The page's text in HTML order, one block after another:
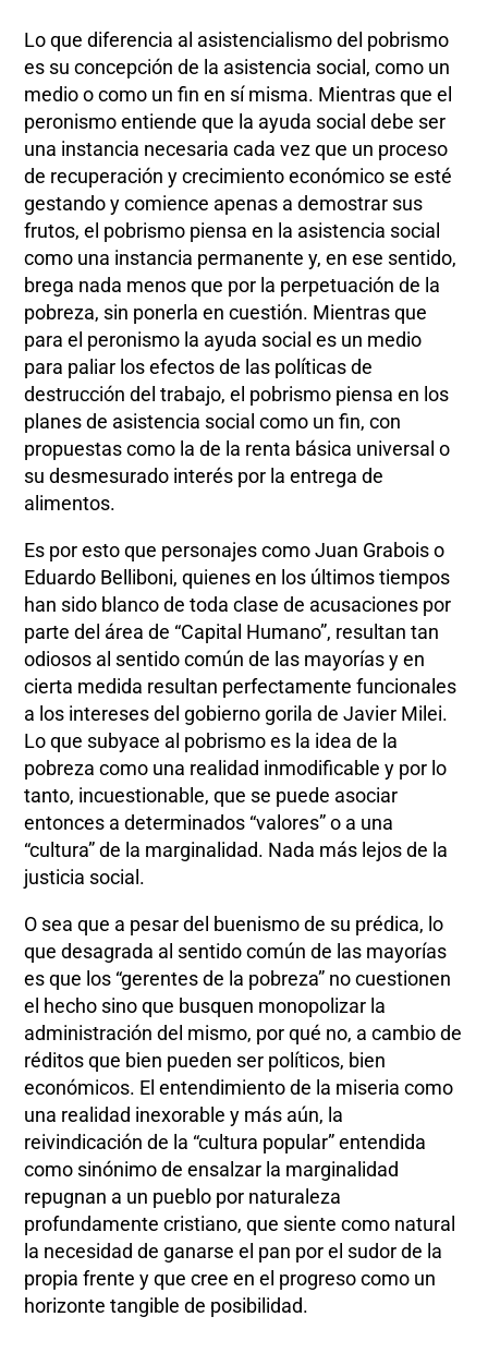
Lo que diferencia al asistencialismo del pobrismo
es su concepción de la asistencia social, como un
medio o como un fin en sí misma. Mientras que el
peronismo entiende que la ayuda social debe ser
una instancia necesaria cada vez que un proceso
de recuperación y crecimiento económico se esté
gestando y comience apenas a demostrar sus
frutos, el pobrismo piensa en la asistencia social
como una instancia permanente y, en ese sentido,
brega nada menos que por la perpetuación de la
pobreza, sin ponerla en cuestión. Mientras que
para el peronismo la ayuda social es un medio
para paliar los efectos de las políticas de
destrucción del trabajo, el pobrismo piensa en los
planes de asistencia social como un fin, con
propuestas como la de la renta básica universal o
su desmesurado interés por la entrega de
alimentos.
Es por esto que personajes como Juan Grabois o
Eduardo Belliboni, quienes en los últimos tiempos
han sido blanco de toda clase de acusaciones por
parte del área de “Capital Humano”, resultan tan
odiosos al sentido común de las mayorías y en
cierta medida resultan perfectamente funcionales
a los intereses del gobierno gorila de Javier Milei.
Lo que subyace al pobrismo es la idea de la
pobreza como una realidad inmodificable y por lo
tanto, incuestionable, que se puede asociar
entonces a determinados “valores” o a una
“cultura” de la marginalidad. Nada más lejos de la
justicia social.
O sea que a pesar del buenismo de su prédica, lo
que desagrada al sentido común de las mayorías
es que los “gerentes de la pobreza” no cuestionen
el hecho sino que busquen monopolizar la
administración del mismo, por qué no, a cambio de
réditos que bien pueden ser políticos, bien
económicos. El entendimiento de la miseria como
una realidad inexorable y más aún, la
reivindicación de la “cultura popular” entendida
como sinónimo de ensalzar la marginalidad
repugnan a un pueblo por naturaleza
profundamente cristiano, que siente como natural
la necesidad de ganarse el pan por el sudor de la
propia frente y que cree en el progreso como un
horizonte tangible de posibilidad.